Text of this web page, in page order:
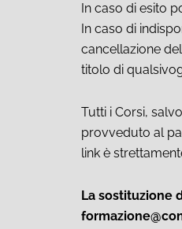
In caso di esito
In caso di
cancellazione
titolo di
Tutti i Corsi,
provveduto al
link è
La sostituzione